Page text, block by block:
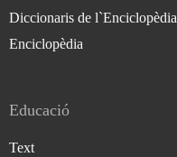
Diccionaris de l`Enciclopèdia
Enciclopèdia
Educació
Text